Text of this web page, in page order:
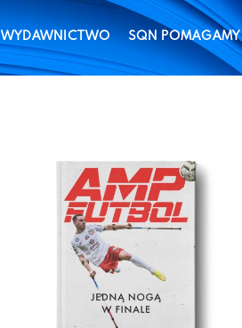
WYDAWNICTWO SQN POMAGAMY